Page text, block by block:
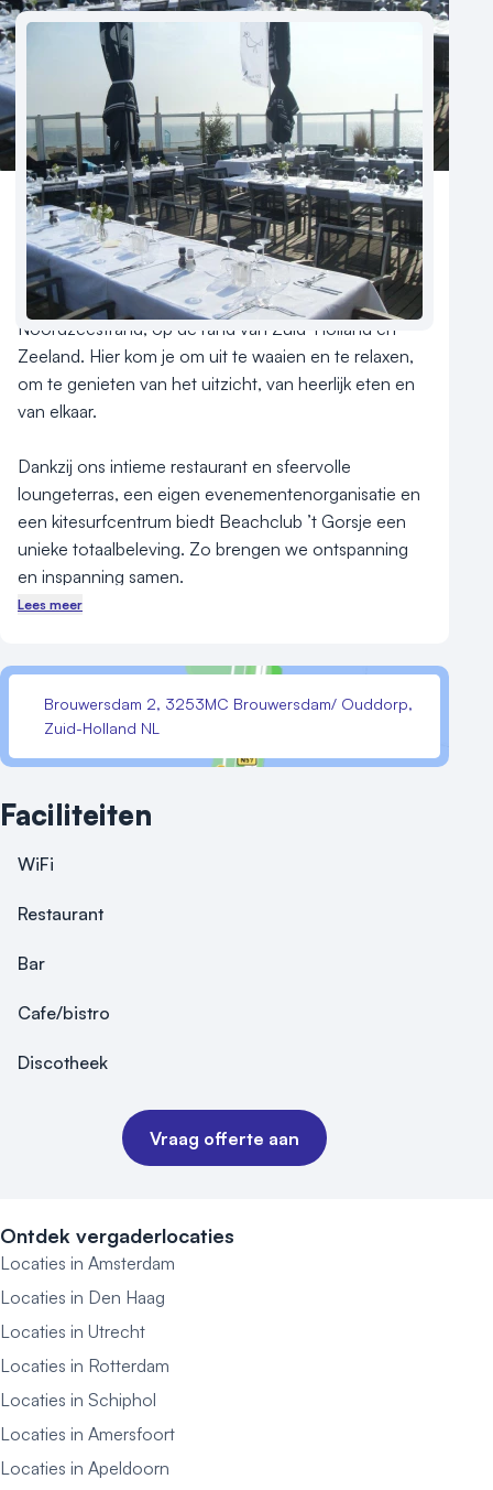
Contact
Totaalbeleving aan het strand
Beachclub ’t Gorsje vindt u op één van de mooiste
plekken van Nederland. Aan het brede
Noordzeestrand, op de rand van Zuid-Holland en
Zeeland. Hier kom je om uit te waaien en te relaxen,
om te genieten van het uitzicht, van heerlijk eten en
van elkaar.
Dankzij ons intieme restaurant en sfeervolle
loungeterras, een eigen evenementenorganisatie en
een kitesurfcentrum biedt Beachclub ’t Gorsje een
unieke totaalbeleving. Zo brengen we ontspanning
en inspanning samen.
Lees meer
Brouwersdam 2, 3253MC Brouwersdam/ Ouddorp,
Zuid-Holland NL
Faciliteiten
WiFi
Restaurant
Bar
Cafe/bistro
Discotheek
Vraag offerte aan
Ontdek vergaderlocaties
Locaties in Amsterdam
Locaties in Den Haag
Locaties in Utrecht
Locaties in Rotterdam
Locaties in Schiphol
Locaties in Amersfoort
Locaties in Apeldoorn